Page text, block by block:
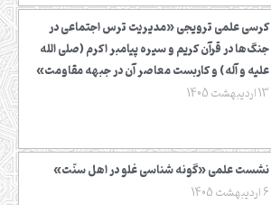
کرسی علمی ترویجی «مدیریت ترس اجتماعی در
جنگ‌ها در قرآن کریم و سیره پیامبر اکرم (صلی الله
علیه و آله) و کاربست معاصر آن در جبهه مقاومت»
13 اردیبهشت 1405
نشست علمی «گونه شناسی غلو در اهل سنّت»
6 اردیبهشت 1405